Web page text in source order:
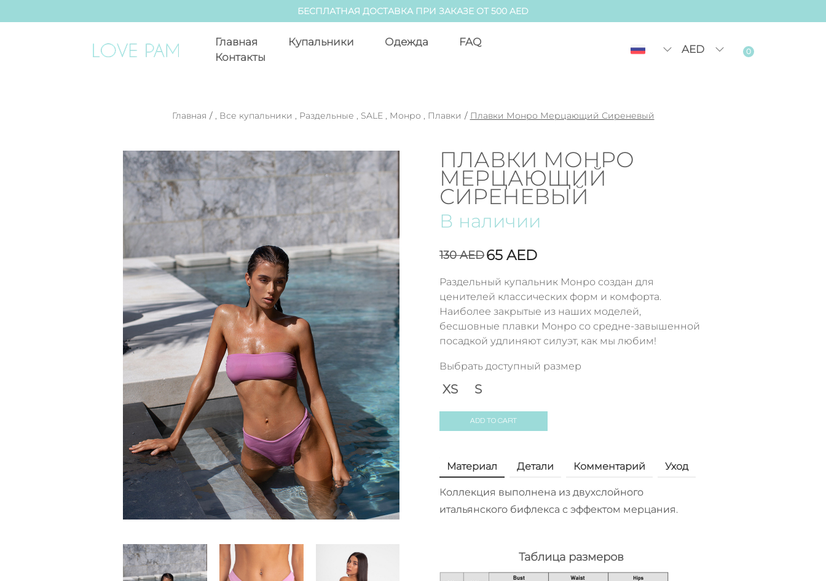
БЕСПЛАТНАЯ ДОСТАВКА ПРИ ЗАКАЗЕ ОТ 500 AED
Главная Купальники Одежда
FAQ
Контакты
AED 0
Главная / , Все купальники , Раздельные , SALE, Монро , Плавки / Плавки Монро Мерцающий Сиреневый
ПЛАВКИ МОНРО
МЕРЦАЮЩИЙ
СИРЕНЕВЫЙ
В наличии
130AED65 AED
Раздельный купальник Монро создан для
ценителей классических форм и комфорта.
Наиболее закрытые из наших моделей,
бесшовные плавки Монро со средне-завышенной
посадкой удлиняют силуэт, как мы любим!
Выбрать доступный размер
S
XS
ADD TO CART
Материал Детали Комментарий Уход
Коллекция выполнена из двухслойного
итальянского бифлекса с эффектом мерцания.
Таблица размеров